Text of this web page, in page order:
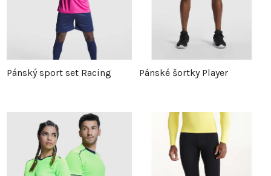
Pánský sport set Racing Pánské šortky Player